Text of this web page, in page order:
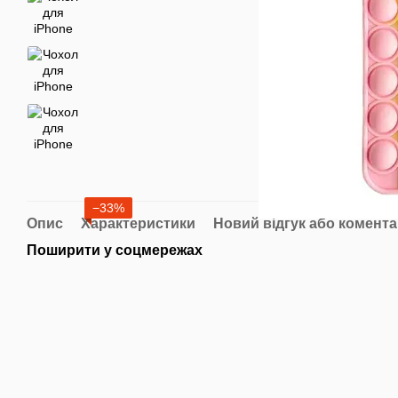
−33%
Опис Характеристики
Новий відгук або
Поширити у соцмережах